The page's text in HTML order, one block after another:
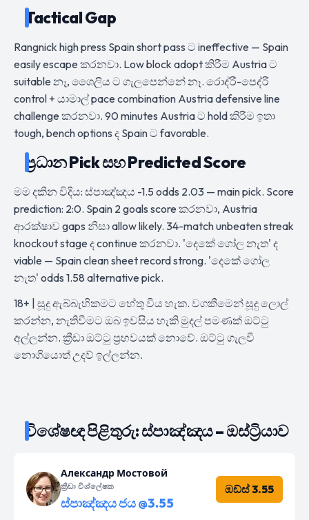
Tactical Gap
Rangnick high press Spain short pass ට ineffective — Spain
easily escape කරනවා. Low block adopt කිරීම Austria ට
suitable නෑ, ශෛලිය ට ගැලපෙන්නේ නෑ. රොද්රී-පෙද්රී
control + යාමාල් pace combination Austria defensive line
challenge කරනවා. 90 minutes Austria ට hold කිරීම ඉතා
tough, bench options ද Spain ට favorable.
ප්‍රධාන Pick සහ Predicted Score
මම දකින විදිය: ස්පාඤ්ඤය -1.5 odds 2.03 — main pick. Score
prediction: 2:0. Spain 2 goals score කරනවා, Austria
ආරක්ෂාව gaps නිසා allow likely. 34-match unbeaten streak
knockout stage ද continue කරනවා. 'දෙකේ ගෝල නැත' ද
viable — Spain clean sheet record strong. 'දෙකේ ගෝල
නැත' odds 1.58 alternative pick.
18+ | සූදු ඇබ්බැහිකමට හේතු විය හැක. වගකීමෙන් සූදු ලොල්
කරන්න, නැතිවීමට ඔබ ඉවසිය හැකි මුදල් පමණක් ඔට්ටු
අල්ලන්න. ක්‍රීඩා ඔට්ටු ප්‍රභවයක් නොවේ. ඔට්ටු ගැලවී
නොගියොත් උදව් ඉල්ලන්න.
විශේෂඥ පිළිතුරු: ස්පාඤ්ඤය – ඔස්ට්‍රියාව
Александр Мостовой
ක්‍රීඩා විශ්ලේෂක
ස්පාඤ්ඤය ජය @3.55
ඔඩ්ස් 3.55